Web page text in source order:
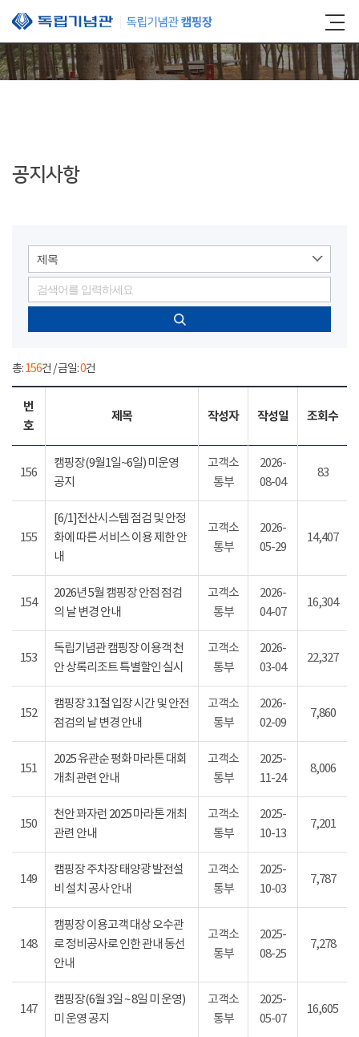
본문 바로가기
공지사항
제목
총:156건 / 금일:0건
번
호
제목 작성자 작성일 조회수
156
캠핑장(9월1일~6일) 미운영
공지
고객소
통부
2026-
08-04
83
155
[6/1]전산시스템 점검 및 안정
화에 따른 서비스 이용 제한 안
내
고객소
통부
2026-
05-29
14,407
154
2026년 5월 캠핑장 안점 점검
의 날 변경 안내
고객소
통부
2026-
04-07
16,304
153
독립기념관 캠핑장 이용객 천
안 상록리조트 특별할인 실시
고객소
통부
2026-
03-04
22,327
152
캠핑장 3.1절 입장 시간 및 안전
점검의 날 변경 안내
고객소
통부
2026-
02-09
7,860
151
2025 유관순 평화 마라톤 대회
개최 관련 안내
고객소
통부
2025-
11-24
8,006
150
천안 꽈자런 2025 마라톤 개최
관련 안내
고객소
통부
2025-
10-13
7,201
149
캠핑장 주차장 태양광 발전설
비 설치 공사 안내
고객소
통부
2025-
10-03
7,787
148
캠핑장 이용고객 대상 오수관
로 정비공사로 인한 관내 동선
안내
고객소
통부
2025-
08-25
7,278
147
캠핑장(6월 3일 ~ 8일 미 운영)
미 운영 공지
고객소
통부
2025-
05-07
16,605